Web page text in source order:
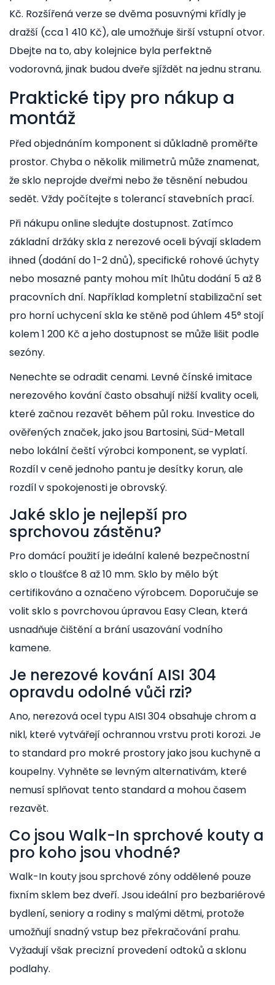
Kč. Rozšířená verze se dvěma posuvnými křídly je
dražší (cca 1 410 Kč), ale umožňuje širší vstupní otvor.
Dbejte na to, aby kolejnice byla perfektně
vodorovná, jinak budou dveře sjíždět na jednu stranu.
Praktické tipy pro nákup a
montáž
Před objednáním komponent si důkladně proměřte
prostor. Chyba o několik milimetrů může znamenat,
že sklo neprojde dveřmi nebo že těsnění nebudou
sedět. Vždy počítejte s tolerancí stavebních prací.
Při nákupu online sledujte dostupnost. Zatímco
základní držáky skla z nerezové oceli bývají skladem
ihned (dodání do 1-2 dnů), specifické rohové úchyty
nebo mosazné panty mohou mít lhůtu dodání 5 až 8
pracovních dní. Například kompletní stabilizační set
pro horní uchycení skla ke stěně pod úhlem 45° stojí
kolem 1 200 Kč a jeho dostupnost se může lišit podle
sezóny.
Nenechte se odradit cenami. Levné čínské imitace
nerezového kování často obsahují nižší kvality oceli,
které začnou rezavět během půl roku. Investice do
ověřených značek, jako jsou Bartosini, Süd-Metall
nebo lokální čeští výrobci komponent, se vyplatí.
Rozdíl v ceně jednoho pantu je desítky korun, ale
rozdíl v spokojenosti je obrovský.
Jaké sklo je nejlepší pro
sprchovou zástěnu?
Pro domácí použití je ideální kalené bezpečnostní
sklo o tloušťce 8 až 10 mm. Sklo by mělo být
certifikováno a označeno výrobcem. Doporučuje se
volit sklo s povrchovou úpravou Easy Clean, která
usnadňuje čištění a brání usazování vodního
kamene.
Je nerezové kování AISI 304
opravdu odolné vůči rzi?
Ano, nerezová ocel typu AISI 304 obsahuje chrom a
nikl, které vytvářejí ochrannou vrstvu proti korozi. Je
to standard pro mokré prostory jako jsou kuchyně a
koupelny. Vyhněte se levným alternativám, které
nemusí splňovat tento standard a mohou časem
rezavět.
Co jsou Walk-In sprchové kouty a
pro koho jsou vhodné?
Walk-In kouty jsou sprchové zóny oddělené pouze
fixním sklem bez dveří. Jsou ideální pro bezbariérové
bydlení, seniory a rodiny s malými dětmi, protože
umožňují snadný vstup bez překračování prahu.
Vyžadují však precizní provedení odtoků a sklonu
podlahy.